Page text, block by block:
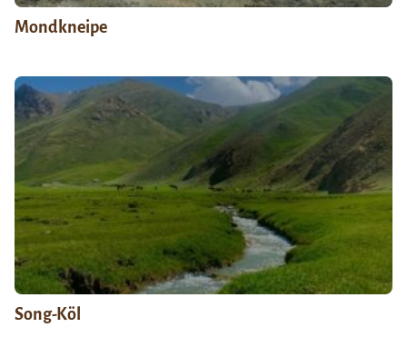
Mondkneipe
Song-Köl